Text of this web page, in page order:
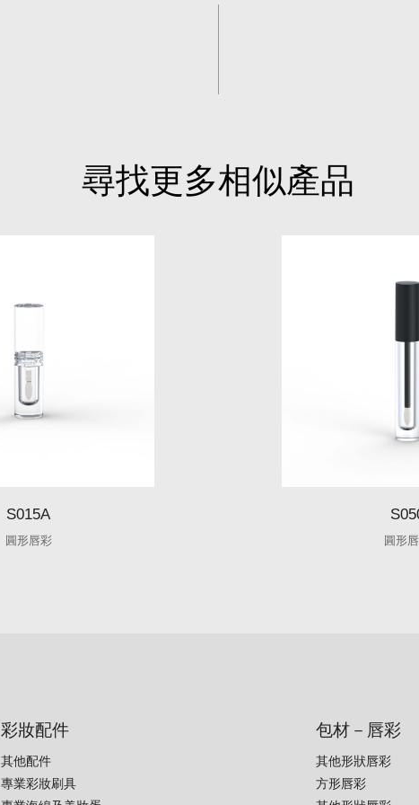
尋找更多相似產品
S015A
S015A
圓形唇彩 圓形
彩妝配件
其他配件
專業彩妝刷具
包材－唇彩
其他形狀唇彩
方形唇彩